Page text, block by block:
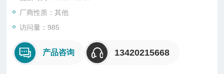
备，校准设备，广州专业做仪器校准，仪器计量检验公司。
厂商性质：其他
访问量：985
产品咨询 13420215668